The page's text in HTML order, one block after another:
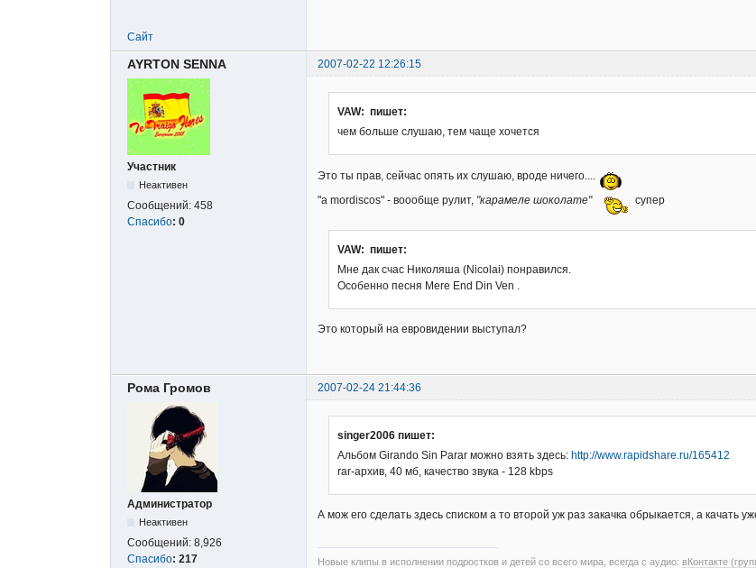
Сайт
AYRTON SENNA 2007-02-22 12:26:15
Участник
Неактивен
Сообщений: 458
Спасибо: 0
VAW: пишет:
чем больше слушаю, тем чаще хочется
Это ты прав, сейчас опять их слушаю, вроде ничего....
"a mordiscos" - воообще рулит, "карамеле шоколате" супер
VAW: пишет:
Мне дак счас Николяша (Nicolai) понравился.
Особенно песня Mere End Din Ven .
Это который на евровидении выступал?
Рома Громов 2007-02-24 21:44:36
Администратор
Неактивен
Сообщений: 8,926
Спасибо: 217
singer2006 пишет:
Альбом Girando Sin Parar можно взять здесь: http://www.rapidshare.ru/165412
rar-архив, 40 мб, качество звука - 128 kbps
А мож его сделать здесь списком а то второй уж раз закачка обрыкается, а качать
Новые клипы в исполнении подростков и детей со всего мира, всегда с аудио: вКонтакте